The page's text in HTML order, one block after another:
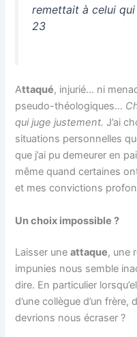
remettait à celui
23
Attaqué, injurié… ni
pseudo-théologiques…
qui juge justement. J’ai
situations personnelles
que j’ai pu demeurer en
même quand certaines
et mes convictions
Un choix impossible ?
Laisser uneattaque, une
impunies nous semble
dire. En particulier
d’une collègue d’un
devrions nous écraser ?